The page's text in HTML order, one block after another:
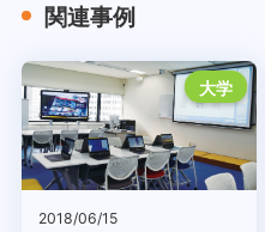
関連事例
大学
2018/06/15